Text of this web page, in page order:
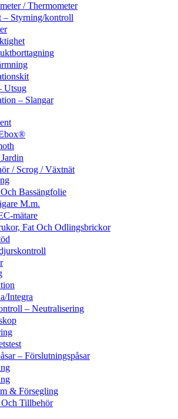
/ Thermometer
– Styrning/kontroll
Utsug
– Slangar
/ Scrog / Växtnät
Bassängfolie
M.m.
mätare
Fat Och Odlingsbrickor
Integra
– Neutralisering
– Förslutningspåsar
& Försegling
Tillbehör